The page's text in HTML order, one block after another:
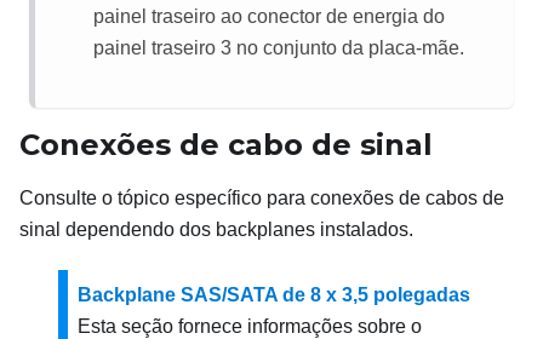
painel traseiro ao conector de energia do
painel traseiro 3 no conjunto da placa-mãe.
Conexões de cabo de sinal
Consulte o tópico específico para conexões de cabos de
sinal dependendo dos backplanes instalados.
Backplane SAS/SATA de 8 x 3,5 polegadas
Esta seção fornece informações sobre o